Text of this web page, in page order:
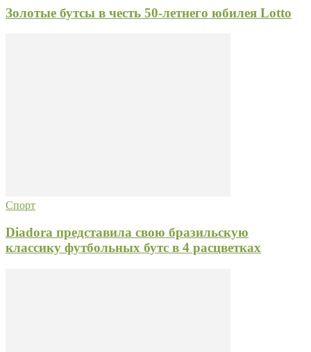
Золотые бутсы в честь 50-летнего юбилея Lotto
Спорт
Diadora представила свою бразильскую
классику футбольных бутс в 4 расцветках